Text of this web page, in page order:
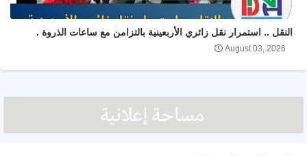
النقل .. استمرار نقل زائري الأربعينية بالتزامن مع ساعات الذروة .
August 03, 2026